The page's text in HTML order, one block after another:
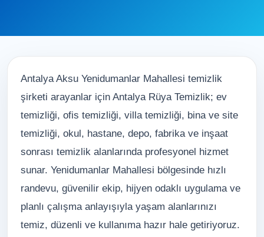
Antalya Aksu Yenidumanlar Mahallesi temizlik
şirketi arayanlar için Antalya Rüya Temizlik; ev
temizliği, ofis temizliği, villa temizliği, bina ve site
temizliği, okul, hastane, depo, fabrika ve inşaat
sonrası temizlik alanlarında profesyonel hizmet
sunar. Yenidumanlar Mahallesi bölgesinde hızlı
randevu, güvenilir ekip, hijyen odaklı uygulama ve
planlı çalışma anlayışıyla yaşam alanlarınızı
temiz, düzenli ve kullanıma hazır hale getiriyoruz.